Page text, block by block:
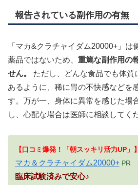
報告されている副作用の有無
「マカ&クラチャイダム20000+」は
薬品ではないため、 重篤な副作用の
せん。
ただし、どんな食品でも体質
あるように、稀に胃の不快感などを
す。万が一、身体に異常を感じた場
し、心配な場合は医師に相談してく
【口コミ爆発！「朝スッキリ活力UP」】
マカ＆クラチャイダム20000+ PR
臨床試験済みで安心♪